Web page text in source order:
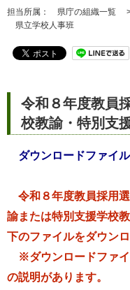
担当所属： 県庁の組織一覧
県立学校人事班
令和８年度教員
校教諭・特別支
ダウンロードファイ
令和８年度教員採用
諭または特別支援学校
下のファイルをダウン
※ダウンロードファイ
の説明があります。